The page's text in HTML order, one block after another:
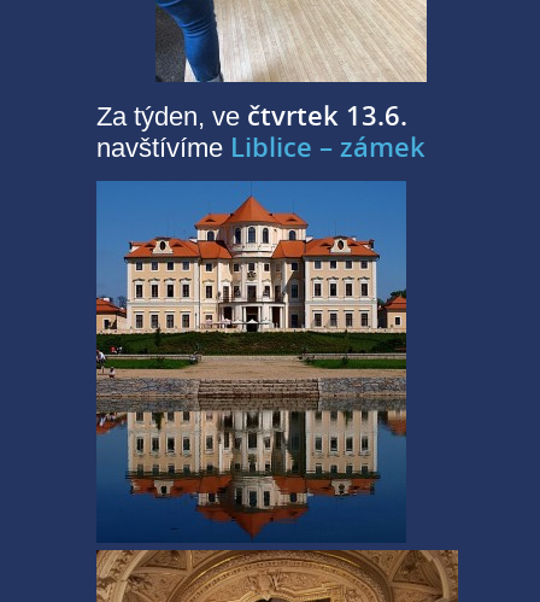
Za týden, ve čtvrtek 13.6.
navštívíme Liblice – zámek